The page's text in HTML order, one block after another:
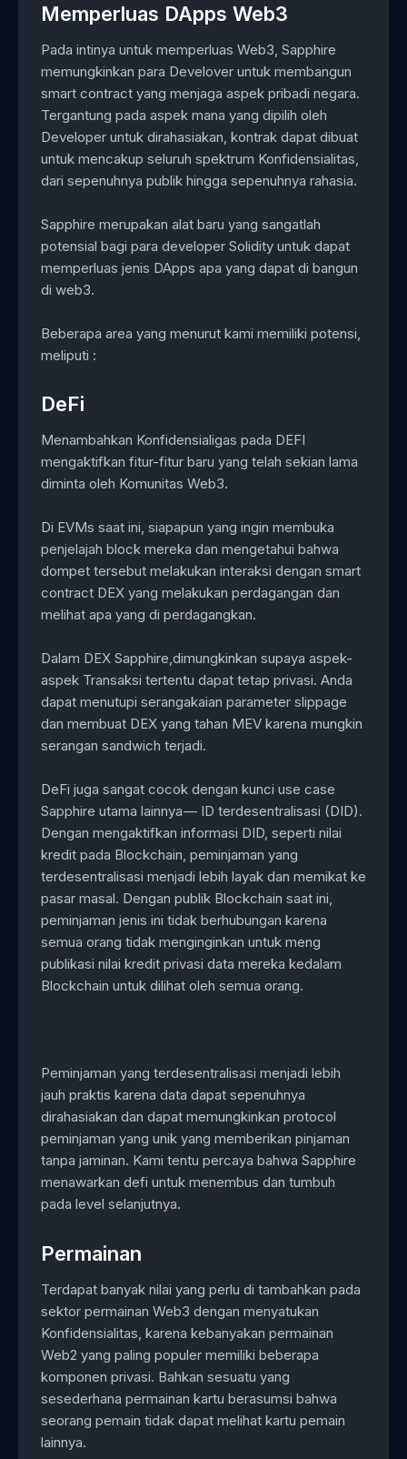
Memperluas DApps Web3
Pada intinya untuk memperluas Web3, Sapphire
memungkinkan para Develover untuk membangun
smart contract yang menjaga aspek pribadi negara.
Tergantung pada aspek mana yang dipilih oleh
Developer untuk dirahasiakan, kontrak dapat dibuat
untuk mencakup seluruh spektrum Konfidensialitas,
dari sepenuhnya publik hingga sepenuhnya rahasia.
Sapphire merupakan alat baru yang sangatlah
potensial bagi para developer Solidity untuk dapat
memperluas jenis DApps apa yang dapat di bangun
di web3.
Beberapa area yang menurut kami memiliki potensi,
meliputi :
DeFi
Menambahkan Konfidensialigas pada DEFI
mengaktifkan fitur-fitur baru yang telah sekian lama
diminta oleh Komunitas Web3.
Di EVMs saat ini, siapapun yang ingin membuka
penjelajah block mereka dan mengetahui bahwa
dompet tersebut melakukan interaksi dengan smart
contract DEX yang melakukan perdagangan dan
melihat apa yang di perdagangkan.
Dalam DEX Sapphire,dimungkinkan supaya aspek-
aspek Transaksi tertentu dapat tetap privasi. Anda
dapat menutupi serangakaian parameter slippage
dan membuat DEX yang tahan MEV karena mungkin
serangan sandwich terjadi.
DeFi juga sangat cocok dengan kunci use case
Sapphire utama lainnya — ID terdesentralisasi (DID).
Dengan mengaktifkan informasi DID, seperti nilai
kredit pada Blockchain, peminjaman yang
terdesentralisasi menjadi lebih layak dan memikat ke
pasar masal. Dengan publik Blockchain saat ini,
peminjaman jenis ini tidak berhubungan karena
semua orang tidak menginginkan untuk meng
publikasi nilai kredit privasi data mereka kedalam
Blockchain untuk dilihat oleh semua orang.
Peminjaman yang terdesentralisasi menjadi lebih
jauh praktis karena data dapat sepenuhnya
dirahasiakan dan dapat memungkinkan protocol
peminjaman yang unik yang memberikan pinjaman
tanpa jaminan. Kami tentu percaya bahwa Sapphire
menawarkan defi untuk menembus dan tumbuh
pada level selanjutnya.
Permainan
Terdapat banyak nilai yang perlu di tambahkan pada
sektor permainan Web3 dengan menyatukan
Konfidensialitas, karena kebanyakan permainan
Web2 yang paling populer memiliki beberapa
komponen privasi. Bahkan sesuatu yang
sesederhana permainan kartu berasumsi bahwa
seorang pemain tidak dapat melihat kartu pemain
lainnya.